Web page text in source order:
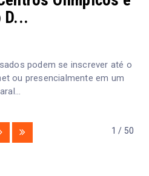
D...
podem se inscrever até o
ou presencialmente em um
1 / 50